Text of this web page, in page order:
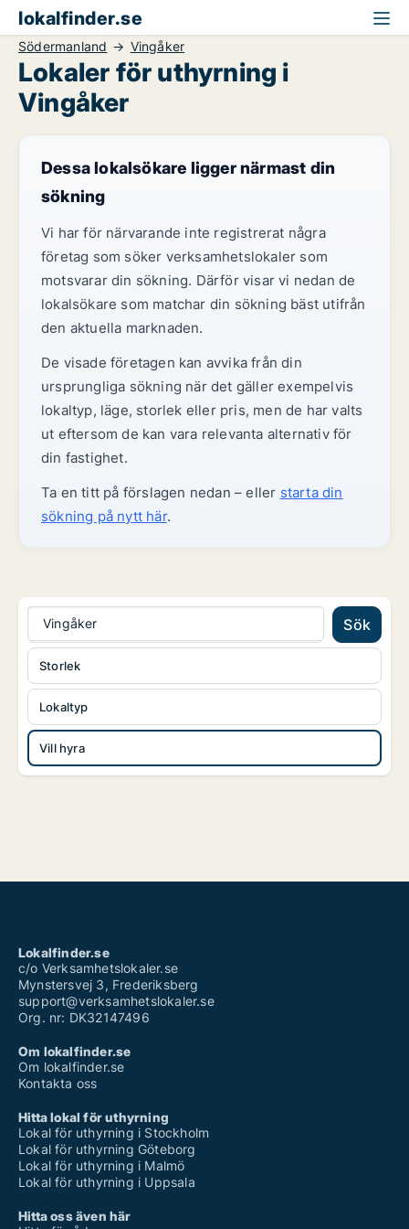
lokalfinder.se
Södermanland Vingåker
Lokaler för uthyrning i
Vingåker
Dessa lokalsökare ligger närmast din
sökning
Vi har för närvarande inte registrerat några
företag som söker verksamhetslokaler som
motsvarar din sökning. Därför visar vi nedan de
lokalsökare som matchar din sökning bäst utifrån
den aktuella marknaden.
De visade företagen kan avvika från din
ursprungliga sökning när det gäller exempelvis
lokaltyp, läge, storlek eller pris, men de har valts
ut eftersom de kan vara relevanta alternativ för
din fastighet.
Ta en titt på förslagen nedan – eller starta din
sökning på nytt här.
Vingåker Sök
Lokaltyp
Vill hyra
Storlek
Lokalfinder.se
c/o Verksamhetslokaler.se
Mynstersvej 3, Frederiksberg
support@verksamhetslokaler.se
Org. nr: DK32147496
Om lokalfinder.se
Om lokalfinder.se
Kontakta oss
Hitta lokal för uthyrning
Lokal för uthyrning i Stockholm
Lokal för uthyrning Göteborg
Lokal för uthyrning i Malmö
Lokal för uthyrning i Uppsala
Hitta oss även här